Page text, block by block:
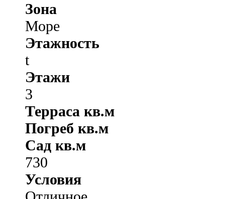
Зона
Море
Этажность
t
Этажи
3
Терраса кв.м
Погреб кв.м
Сад кв.м
730
Условия